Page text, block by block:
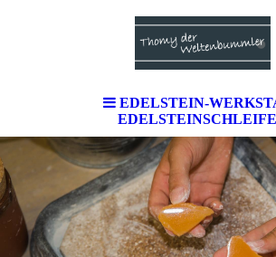
EDELSTEIN-